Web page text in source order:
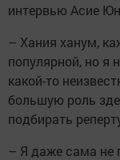
интервью Асие
– Хания ханум,
популярной, но я
какой-то
большую роль
подбирать
– Я даже сама не